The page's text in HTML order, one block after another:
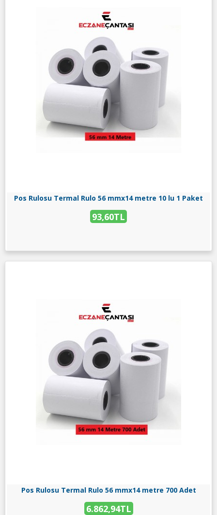
Pos Rulosu Termal Rulo 56 mmx14 metre 10 lu 1 Paket
93,60TL
Pos Rulosu Termal Rulo 56 mmx14 metre 700 Adet
6.862,94TL